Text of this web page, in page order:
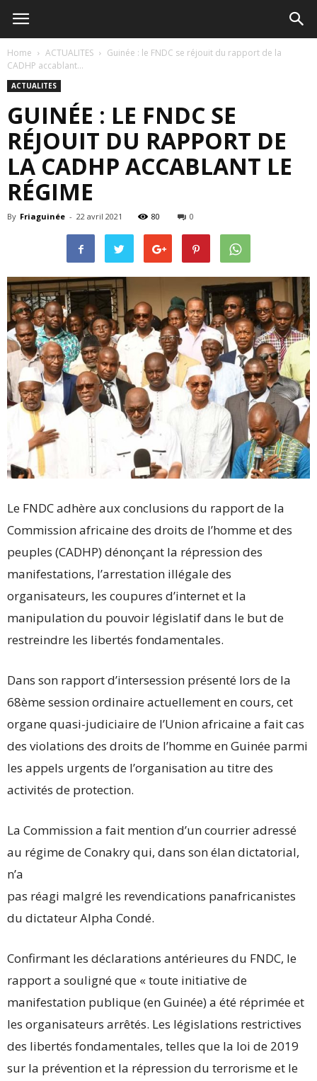
Home ACTUALITES
Guinée : le FNDC se réjouit du rapport de la
CADHP accablant...
ACTUALITES
GUINÉE : LE FNDC SE
RÉJOUIT DU RAPPORT DE
LA CADHP ACCABLANT LE
RÉGIME
By Friaguinée - 22 avril 2021 80 0
Le FNDC adhère aux conclusions du rapport de la
Commission africaine des droits de l’homme et des
peuples (CADHP) dénonçant la répression des
manifestations, l’arrestation illégale des
organisateurs, les coupures d’internet et la
manipulation du pouvoir législatif dans le but de
restreindre les libertés fondamentales.
Dans son rapport d’intersession présenté lors de la
68ème session ordinaire actuellement en cours, cet
organe quasi-judiciaire de l’Union africaine a fait cas
des violations des droits de l’homme en Guinée parmi
les appels urgents de l’organisation au titre des
activités de protection.
La Commission a fait mention d’un courrier adressé
au régime de Conakry qui, dans son élan dictatorial,
n’a
pas réagi malgré les revendications panafricanistes
du dictateur Alpha Condé.
Confirmant les déclarations antérieures du FNDC, le
rapport a souligné que « toute initiative de
manifestation publique (en Guinée) a été réprimée et
les organisateurs arrêtés. Les législations restrictives
des libertés fondamentales, telles que la loi de 2019
sur la prévention et la répression du terrorisme et le